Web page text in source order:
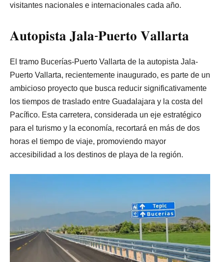
visitantes nacionales e internacionales cada año.
𝐀𝐮𝐭𝐨𝐩𝐢𝐬𝐭𝐚 𝐉𝐚𝐥𝐚-𝐏𝐮𝐞𝐫𝐭𝐨 𝐕𝐚𝐥𝐥𝐚𝐫𝐭𝐚
El tramo Bucerías-Puerto Vallarta de la autopista Jala-
Puerto Vallarta, recientemente inaugurado, es parte de un
ambicioso proyecto que busca reducir significativamente
los tiempos de traslado entre Guadalajara y la costa del
Pacífico. Esta carretera, considerada un eje estratégico
para el turismo y la economía, recortará en más de dos
horas el tiempo de viaje, promoviendo mayor
accesibilidad a los destinos de playa de la región.